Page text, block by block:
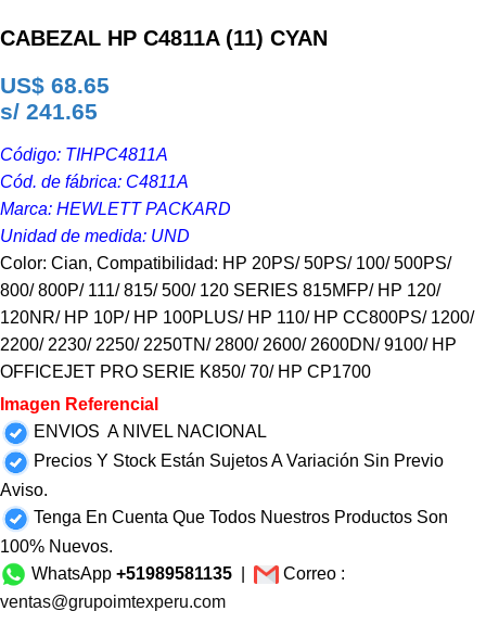
CABEZAL HP C4811A (11) CYAN
US$ 68.65
s/ 241.65
Código: TIHPC4811A
Cód. de fábrica: C4811A
Marca: HEWLETT PACKARD
Unidad de medida: UND
Color: Cian, Compatibilidad: HP 20PS/ 50PS/ 100/ 500PS/
800/ 800P/ 111/ 815/ 500/ 120 SERIES 815MFP/ HP 120/
120NR/ HP 10P/ HP 100PLUS/ HP 110/ HP CC800PS/ 1200/
2200/ 2230/ 2250/ 2250TN/ 2800/ 2600/ 2600DN/ 9100/ HP
OFFICEJET PRO SERIE K850/ 70/ HP CP1700
Imagen Referencial
ENVIOS A NIVEL NACIONAL
Precios Y Stock Están Sujetos A Variación Sin Previo
Aviso.
Tenga En Cuenta Que Todos Nuestros Productos Son
100% Nuevos.
WhatsApp +51989581135
Correo :
ventas@grupoimtexperu.com